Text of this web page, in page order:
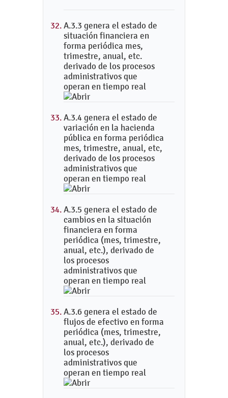
A.3.3 genera el estado de
situación financiera en
forma periódica mes,
trimestre, anual, etc.
derivado de los procesos
administrativos que
operan en tiempo real
A.3.4 genera el estado de
variación en la hacienda
pública en forma periódica
mes, trimestre, anual, etc,
derivado de los procesos
administrativos que
operan en tiempo real
A.3.5 genera el estado de
cambios en la situación
financiera en forma
periódica (mes, trimestre,
anual, etc.), derivado de
los procesos
administrativos que
operan en tiempo real
A.3.6 genera el estado de
flujos de efectivo en forma
periódica (mes, trimestre,
anual, etc.), derivado de
los procesos
administrativos que
operan en tiempo real